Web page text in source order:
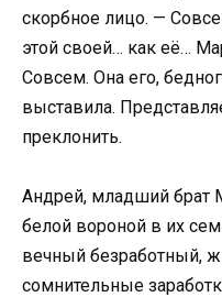
скорбное лицо. —
этой своей… как её…
Совсем. Она его,
выставила.
преклонить.
Андрей, младший брат
белой вороной в их
вечный безработный,
сомнительные